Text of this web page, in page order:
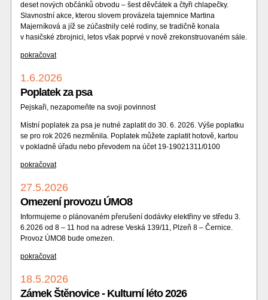
deset nových občánků obvodu – šest děvčátek a čtyři chlapečky.
Slavnostní akce, kterou slovem provázela tajemnice Martina
Majerníková a jíž se zúčastnily celé rodiny, se tradičně konala
v hasičské zbrojnici, letos však poprvé v nově zrekonstruovaném sále.
pokračovat
1.6.2026
Poplatek za psa
Pejskaři, nezapomeňte na svoji povinnost
Místní poplatek za psa je nutné zaplatit do 30. 6. 2026. Výše poplatku
se pro rok 2026 nezměnila. Poplatek můžete zaplatit hotově, kartou
v pokladně úřadu nebo převodem na účet 19-19021311/0100
pokračovat
27.5.2026
Omezení provozu ÚMO8
Informujeme o plánovaném přerušení dodávky elektřiny ve středu 3.
6.2026 od 8 – 11 hod na adrese Veská 139/11, Plzeň 8 – Černice.
Provoz ÚMO8 bude omezen.
pokračovat
18.5.2026
Zámek Štěnovice - Kulturní léto 2026